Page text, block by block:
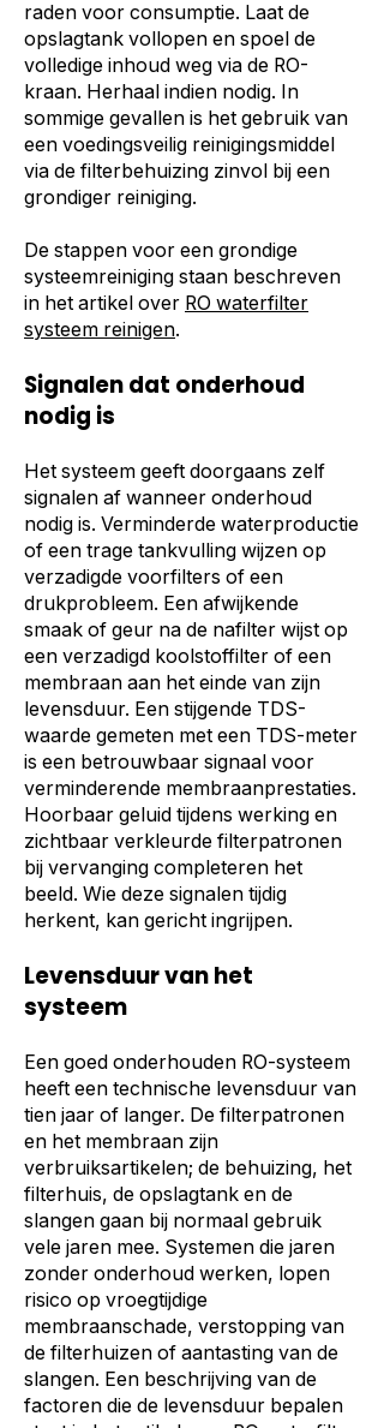
raden voor consumptie. Laat de
opslagtank vollopen en spoel de
volledige inhoud weg via de RO-
kraan. Herhaal indien nodig. In
sommige gevallen is het gebruik van
een voedingsveilig reinigingsmiddel
via de filterbehuizing zinvol bij een
grondiger reiniging.
De stappen voor een grondige
systeemreiniging staan beschreven
in het artikel over RO waterfilter
systeem reinigen.
Signalen dat onderhoud
nodig is
Het systeem geeft doorgaans zelf
signalen af wanneer onderhoud
nodig is. Verminderde waterproductie
of een trage tankvulling wijzen op
verzadigde voorfilters of een
drukprobleem. Een afwijkende
smaak of geur na de nafilter wijst op
een verzadigd koolstoffilter of een
membraan aan het einde van zijn
levensduur. Een stijgende TDS-
waarde gemeten met een TDS-meter
is een betrouwbaar signaal voor
verminderende membraanprestaties.
Hoorbaar geluid tijdens werking en
zichtbaar verkleurde filterpatronen
bij vervanging completeren het
beeld. Wie deze signalen tijdig
herkent, kan gericht ingrijpen.
Levensduur van het
systeem
Een goed onderhouden RO-systeem
heeft een technische levensduur van
tien jaar of langer. De filterpatronen
en het membraan zijn
verbruiksartikelen; de behuizing, het
filterhuis, de opslagtank en de
slangen gaan bij normaal gebruik
vele jaren mee. Systemen die jaren
zonder onderhoud werken, lopen
risico op vroegtijdige
membraanschade, verstopping van
de filterhuizen of aantasting van de
slangen. Een beschrijving van de
factoren die de levensduur bepalen